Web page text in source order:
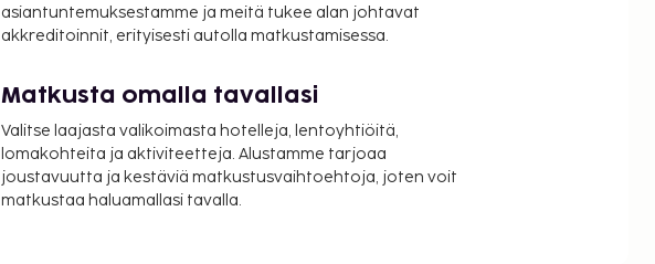
asiantuntemuksestamme ja meitä tukee alan johtavat
akkreditoinnit, erityisesti autolla matkustamisessa.
Matkusta omalla tavallasi
Valitse laajasta valikoimasta hotelleja, lentoyhtiöitä,
lomakohteita ja aktiviteetteja. Alustamme tarjoaa
joustavuutta ja kestäviä matkustusvaihtoehtoja, joten voit
matkustaa haluamallasi tavalla.